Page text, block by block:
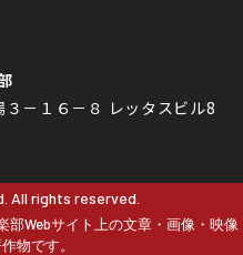
－１６－８ レッタスビル8
All rights reserved.
Webサイト上の文章・画像・映像
物です。